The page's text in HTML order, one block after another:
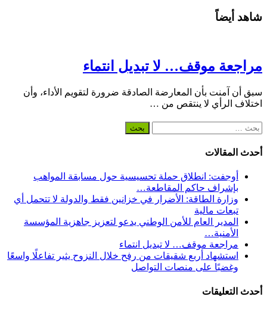
شاهد أيضاً
مراجعة موقف… لا تبديل انتماء
سبق أن آمنت بأن المعارضة الصادقة ضرورة لتقويم الأداء، وأن
اختلاف الرأي لا ينتقص من …
البحث
أحدث المقالات
أوجفت: انطلاق حملة تحسيسية حول مسابقة المواهب
بإشراف حاكم المقاطعة…
وزارة الطاقة: الأضرار في خزانين فقط والدولة لا تتحمل أي
تبعات مالية
المدير العام للأمن الوطني يدعو لتعزيز جاهزية المؤسسة
الأمنية…
مراجعة موقف… لا تبديل انتماء
استشهاد أربع شقيقات من رفح خلال النزوح يثير تفاعلًا واسعًا
وغضبًا على منصات التواصل
أحدث التعليقات